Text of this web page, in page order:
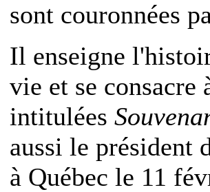
sont couronnées
Il enseigne
vie et se consacre
intitulées
aussi le président
à Québec le 11